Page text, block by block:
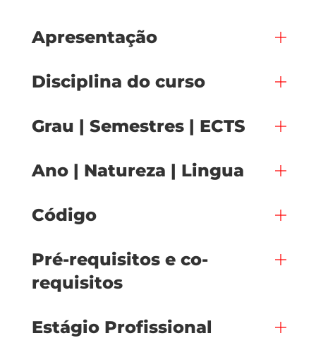
Apresentação
Disciplina do curso
Grau | Semestres | ECTS
Ano | Natureza | Lingua
Código
Pré-requisitos e co-
requisitos
Estágio Profissional